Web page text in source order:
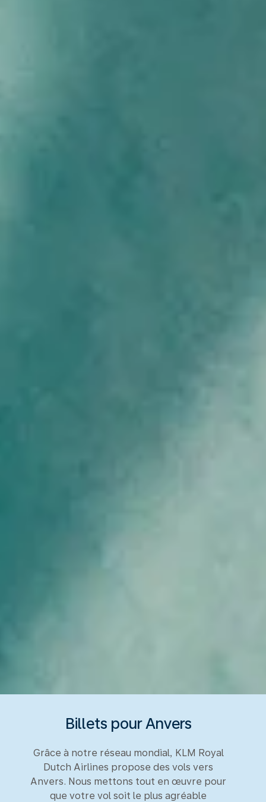
Billets pour Anvers
Grâce à notre réseau mondial, KLM Royal
Dutch Airlines propose des vols vers
Anvers. Nous mettons tout en œuvre pour
que votre vol soit le plus agréable